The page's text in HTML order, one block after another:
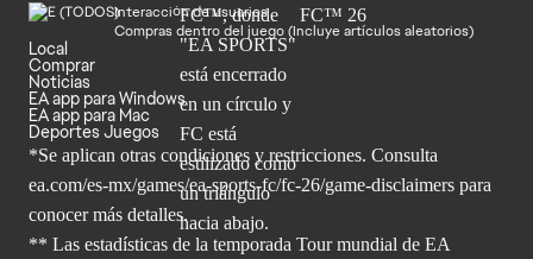
Interacción de usuarios
Compras dentro del juego (Incluye artículos aleatorios)
Local
Comprar
Noticias
EA app para Windows
EA app para Mac
Deportes Juegos
*Se aplican otras condiciones y restricciones. Consulta
ea.com/es-mx/games/ea-sports-fc/fc-26/game-disclaimers para
conocer más detalles.
** Las estadísticas de la temporada Tour mundial de EA